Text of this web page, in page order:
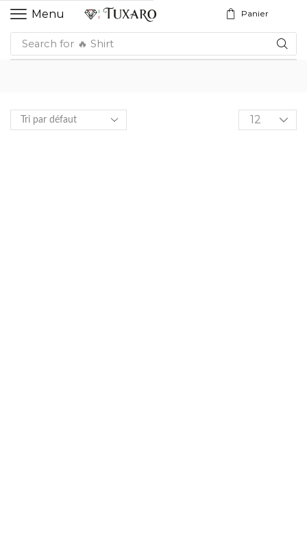
Menu Panier
Search for 🔥 Shirt